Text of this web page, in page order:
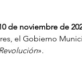
de noviembre de
el Gobierno
».